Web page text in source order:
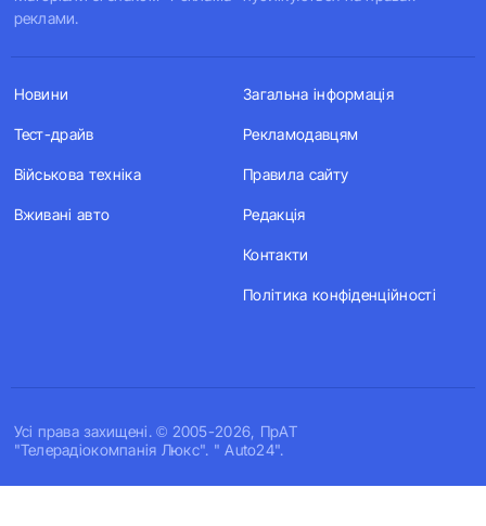
реклами.
Усi права захищенi. © 2005-2026, ПрАТ
"Телерадіокомпанія Люкс". " Auto24".
Новини
Тест-драйв
Військова техніка
Вживані авто
Загальна інформація
Рекламодавцям
Правила сайту
Редакція
Контакти
Політика конфіденційності